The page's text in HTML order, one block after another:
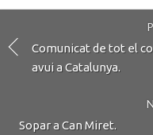
Comunicat de tot el
avui a Catalunya.
Sopar a Can Miret.